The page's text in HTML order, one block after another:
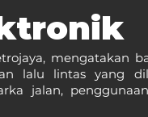
mengatakan
lalu lintas yang
jalan,